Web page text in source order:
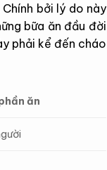
bởi lý do này
bữa ăn đầu đời
phải kể đến cháo
ăn